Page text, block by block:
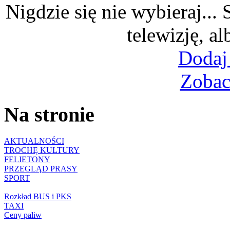
Nigdzie się nie wybieraj...
telewizję,
Na stronie
AKTUALNOŚCI
TROCHĘ KULTURY
FELIETONY
PRZEGLĄD PRASY
SPORT
Rozkład BUS i PKS
TAXI
Ceny paliw